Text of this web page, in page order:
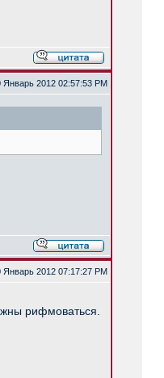
Январь 2012 02:57:53 PM
Январь 2012 07:17:27 PM
рифмоваться.